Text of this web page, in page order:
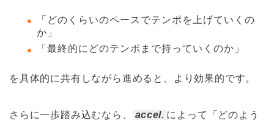
「どのくらいのペースでテンポを上げていくの
か」
「最終的にどのテンポまで持っていくのか」
を具体的に共有しながら進めると、より効果的です。
さらに一歩踏み込むなら、 accel. によって「どのよう